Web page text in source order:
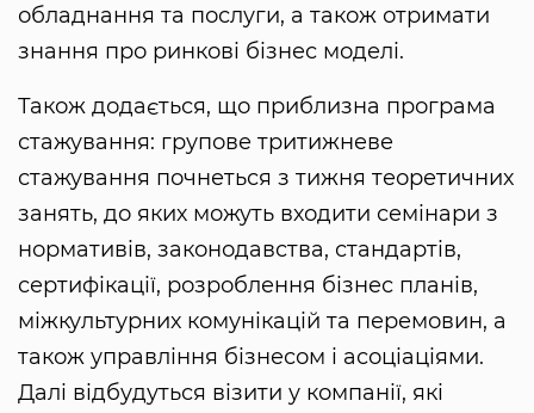
обладнання та послуги, а також отримати
знання про ринкові бізнес моделі.
Також додається, що приблизна програма
стажування: групове тритижневе
стажування почнеться з тижня теоретичних
занять, до яких можуть входити семінари з
нормативів, законодавства, стандартів,
сертифікації, розроблення бізнес планів,
міжкультурних комунікацій та перемовин, а
також управління бізнесом і асоціаціями.
Далі відбудуться візити у компанії, які